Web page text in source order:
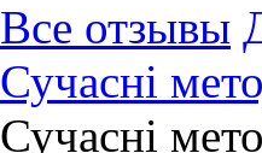
Все отзывы
Сучасні
Сучасні